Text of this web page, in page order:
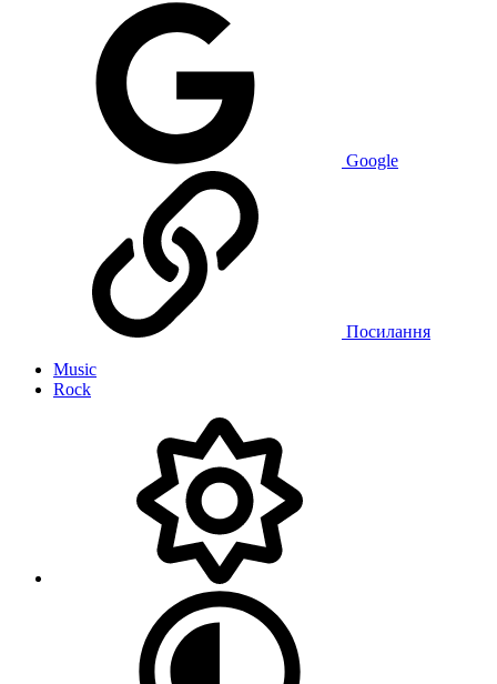
Google
Посилання
Music
Rock